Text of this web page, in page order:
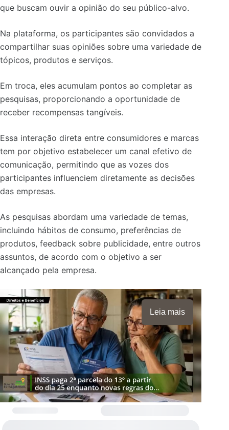
que buscam ouvir a opinião do seu público-alvo.
Na plataforma, os participantes são convidados a
compartilhar suas opiniões sobre uma variedade de
tópicos, produtos e serviços.
Em troca, eles acumulam pontos ao completar as
pesquisas, proporcionando a oportunidade de
receber recompensas tangíveis.
Essa interação direta entre consumidores e marcas
tem por objetivo estabelecer um canal efetivo de
comunicação, permitindo que as vozes dos
participantes influenciem diretamente as decisões
das empresas.
As pesquisas abordam uma variedade de temas,
incluindo hábitos de consumo, preferências de
produtos, feedback sobre publicidade, entre outros
assuntos, de acordo com o objetivo a ser
alcançado pela empresa.
Leia mais